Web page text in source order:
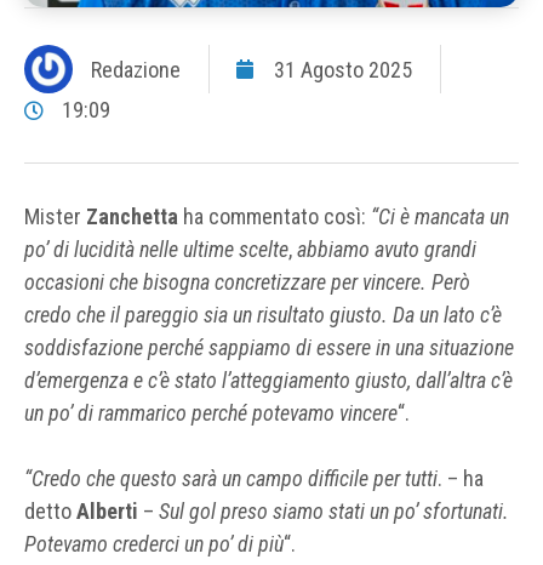
Redazione
31 Agosto 2025
19:09
Mister Zanchetta ha commentato così: “Ci è mancata un
po’ di lucidità nelle ultime scelte,abbiamo avuto grandi
occasioni che bisogna concretizzare per vincere. Però
credo che il pareggio sia un risultato giusto. Da un lato c’è
soddisfazione perché sappiamo di essere in una situazione
d’emergenza e c’è stato l’atteggiamento giusto, dall’altra c’è
un po’ di rammarico perché potevamo vincere“.
“Credo che questo sarà un campo difficile per tutti. – ha
dettoAlberti – Sul gol preso siamo stati un po’ sfortunati.
Potevamo crederci un po’ di più“.